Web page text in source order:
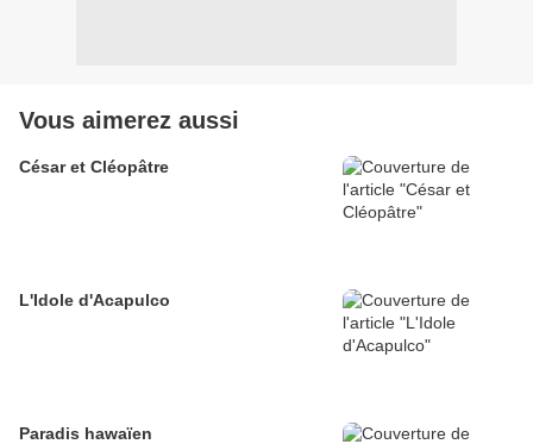
Vous aimerez aussi
César et Cléopâtre
L'Idole d'Acapulco
Paradis hawaïen